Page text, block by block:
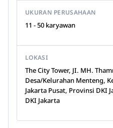
UKURAN PERUSAHAAN
11 - 50 karyawan
LOKASI
The City Tower, JI. MH.
Desa/Kelurahan Menteng,
Jakarta Pusat, Provinsi DKI
DKI Jakarta